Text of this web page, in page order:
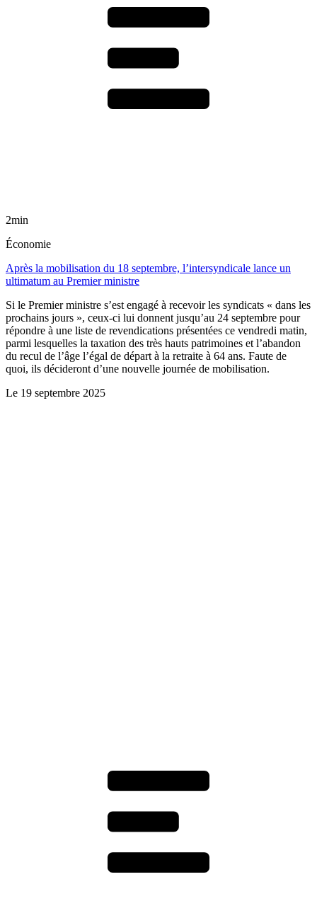
2min
Économie
Après la mobilisation du 18 septembre, l’intersyndicale lance un
ultimatum au Premier ministre
Si le Premier ministre s’est engagé à recevoir les syndicats « dans les
prochains jours », ceux-ci lui donnent jusqu’au 24 septembre pour
répondre à une liste de revendications présentées ce vendredi matin,
parmi lesquelles la taxation des très hauts patrimoines et l’abandon
du recul de l’âge l’égal de départ à la retraite à 64 ans. Faute de
quoi, ils décideront d’une nouvelle journée de mobilisation.
Le 19 septembre 2025